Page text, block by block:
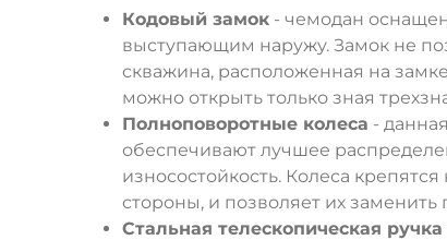
Кодовый замок - чемодан
выступающим наружу. Замок не
скважина, расположенная на
можно открыть только зная
Полноповоротные колеса -
обеспечивают лучшее
износостойкость. Колеса
стороны, и позволяет их заменить
Стальная телескопическая ручка